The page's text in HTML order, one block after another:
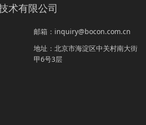
术有限公司
邮箱： inquiry@bocon.com.cn
地址： 北京市海淀区中关村南大街
甲6号3层